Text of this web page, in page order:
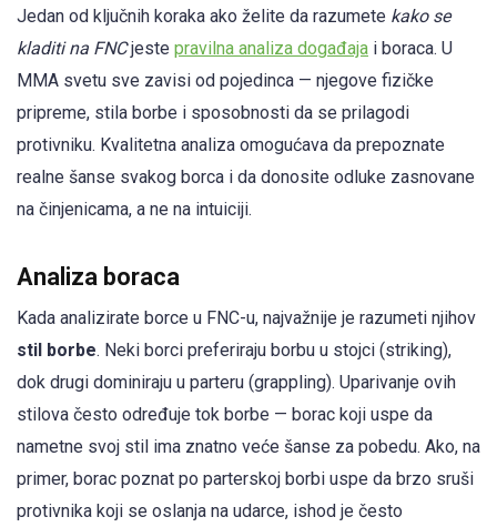
Jedan od ključnih koraka ako želite da razumete kako se
kladiti na FNCjeste pravilna analiza događaja i boraca. U
MMA svetu sve zavisi od pojedinca — njegove fizičke
pripreme, stila borbe i sposobnosti da se prilagodi
protivniku. Kvalitetna analiza omogućava da prepoznate
realne šanse svakog borca i da donosite odluke zasnovane
na činjenicama, a ne na intuiciji.
Analiza boraca
Kada analizirate borce u FNC-u, najvažnije je razumeti njihov
stil borbe. Neki borci preferiraju borbu u stojci (striking),
dok drugi dominiraju u parteru (grappling). Uparivanje ovih
stilova često određuje tok borbe — borac koji uspe da
nametne svoj stil ima znatno veće šanse za pobedu. Ako, na
primer, borac poznat po parterskoj borbi uspe da brzo sruši
protivnika koji se oslanja na udarce, ishod je često